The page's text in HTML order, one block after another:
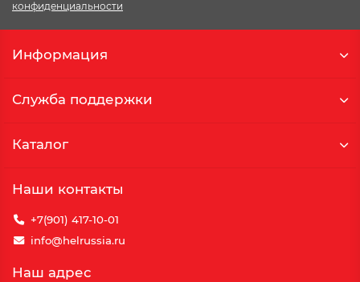
конфиденциальности
Информация
Служба поддержки
Каталог
Наши контакты
+7(901) 417-10-01
info@helrussia.ru
Наш адрес